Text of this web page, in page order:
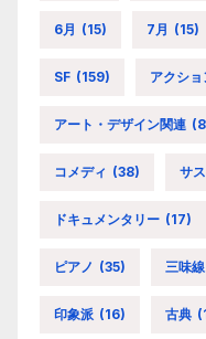
6月 (15) 7月 (15)
SF (159) アクショ
アート・デザイン関連
コメディ (38) サ
ドキュメンタリー (17)
ピアノ (35) 三味線
印象派 (16) 古典